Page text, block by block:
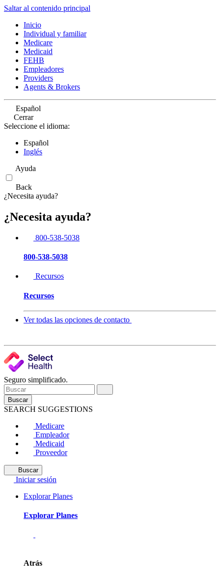
Saltar al contenido principal
Inicio
Individual y familiar
Medicare
Medicaid
FEHB
Empleadores
Providers
Agents & Brokers
Español
Cerrar
Seleccione el idioma:
Español
Inglés
Ayuda
Back
¿Necesita ayuda?
¿Necesita ayuda?
800-538-5038
800-538-5038
Recursos
Recursos
Ver todas las opciones de contacto
Seguro simplificado.
Buscar
SEARCH SUGGESTIONS
Medicare
Empleador
Medicaid
Proveedor
Buscar
Iniciar sesión
Explorar Planes
Explorar Planes
Atrás